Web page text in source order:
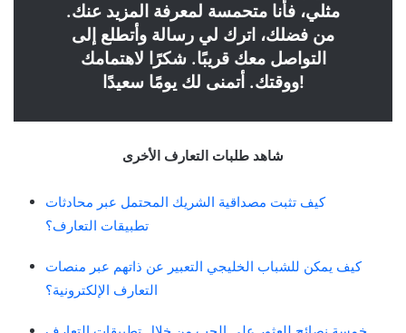
مثلي، فأنا متحمسة لمعرفة المزيد عنك.
من فضلك، اترك لي رسالة وأتطلع إلى
التواصل معك قريبًا. شكرًا لاهتمامك
ووقتك. أتمنى لك يومًا سعيدًا!
شاهد طلبات التعارف الأخرى
كيف تثبت مصداقية الشريك المحتمل عبر محادثات
تطبيقات التعارف؟
كيف يمكن للشباب الخليجي التعبير عن ذاتهم عبر منصات
التعارف الإلكترونية؟